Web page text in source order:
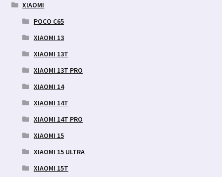
XIAOMI
POCO C65
XIAOMI 13
XIAOMI 13T
XIAOMI 13T PRO
XIAOMI 14
XIAOMI 14T
XIAOMI 14T PRO
XIAOMI 15
XIAOMI 15 ULTRA
XIAOMI 15T